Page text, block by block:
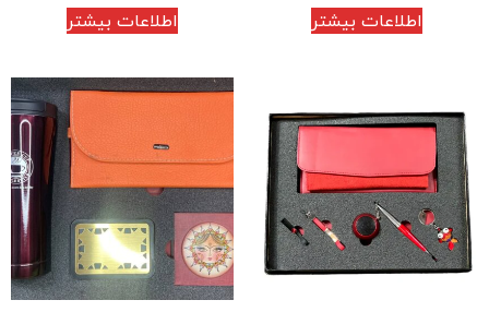
اطلاعات بیشتر
اطلاعات بیشتر